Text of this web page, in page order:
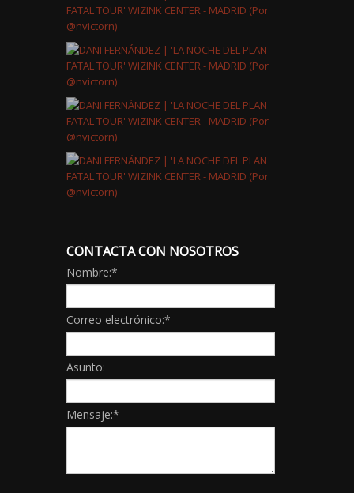
CONTACTA CON NOSOTROS
Nombre:*
Correo electrónico:*
Asunto:
Mensaje:*